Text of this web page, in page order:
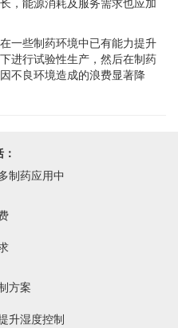
，能源消耗及服务需求也应加
一些制药环境中已有能力提升
进行试验性生产，然后在制药
不良环境造成的浪费显著降
制药应用中
方案
升湿度控制